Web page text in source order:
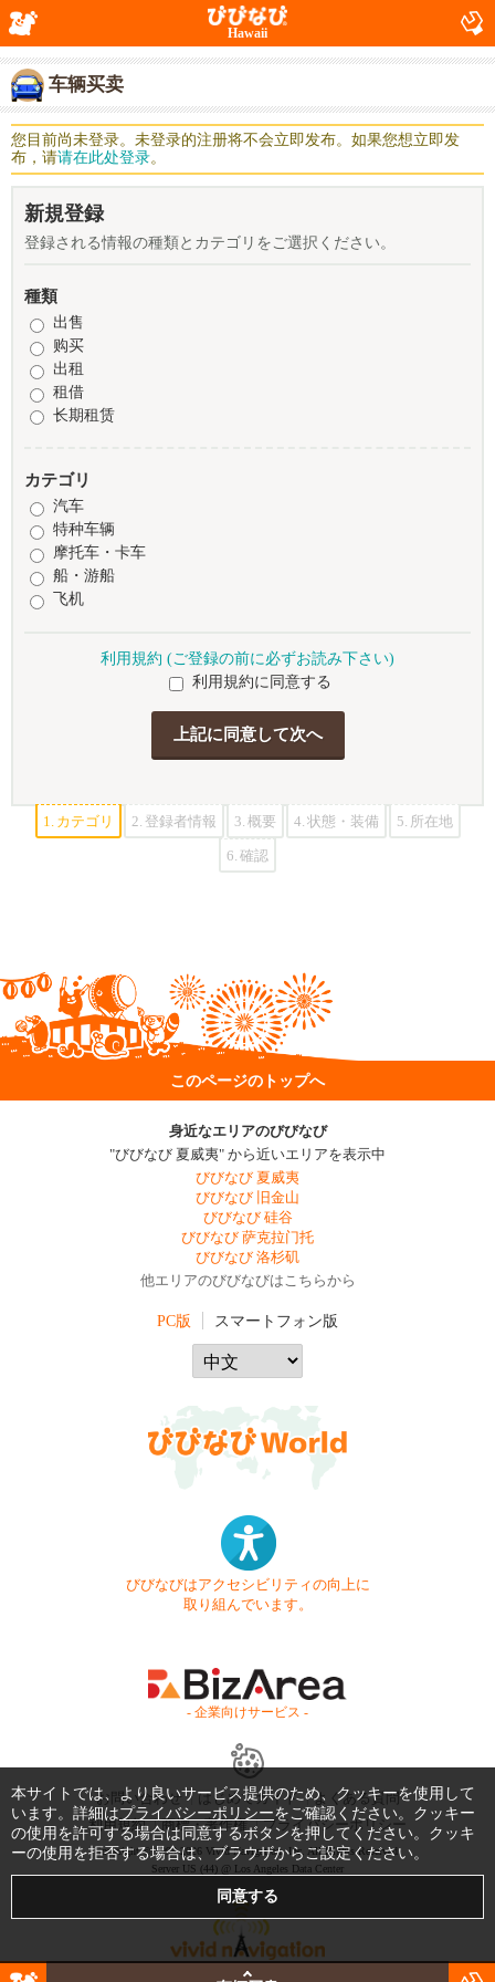
Hawaii
车辆买卖
您目前尚未登录。未登录的注册将不会立即发布。如果您想立即发
布，请请在此处登录。
新規登録
登録される情報の種類とカテゴリをご選択ください。
種類
出售
购买
出租
租借
长期租赁
カテゴリ
汽车
特种车辆
摩托车・卡车
船・游船
飞机
利用規約 (ご登録の前に必ずお読み下さい)
利用規約に同意する
1. カテゴリ 2. 登録者情報 3. 概要 4. 状態・装備 5. 所在地
6. 確認
このページのトップへ
身近なエリアのびびなび
"びびなび 夏威夷" から近いエリアを表示中
びびなび 夏威夷
びびなび 旧金山
びびなび 硅谷
びびなび 萨克拉门托
びびなび 洛杉矶
他エリアのびびなびはこちらから
PC版 スマートフォン版
びびなびはアクセシビリティの向上に
取り組んでいます。
- 企業向けサービス -
お問い合わせ はじめてガイド
よくある質問
利用規約
商標・著作権 プライバシーポリシー
Copyright © 1999-2026 Vivid Navigation, Inc. All Rights Reserved.
Server US (44) @ Los Angeles Data Center
本サイトでは、より良いサービス提供のため、クッキーを使用して
います。詳細はプライバシーポリシーをご確認ください。クッキー
の使用を許可する場合は同意するボタンを押してください。クッキ
ーの使用を拒否する場合は、ブラウザからご設定ください。